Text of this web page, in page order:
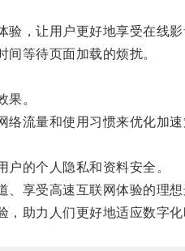
，让用户更好地享受在线影
等待页面加载的烦扰。
。
量和使用习惯来优化加速
的个人隐私和资料安全。
享受高速互联网体验的理想
助力人们更好地适应数字化